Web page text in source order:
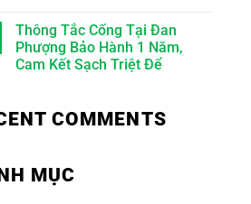
Thông Tắc Cống Tại Đan
Phượng Bảo Hành 1 Năm,
Cam Kết Sạch Triệt Để
COMMENTS
MỤC